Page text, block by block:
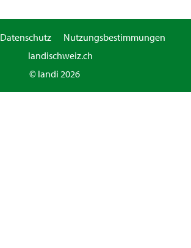
Datenschutz
Nutzungsbestimmungen
landischweiz.ch
© landi 2026